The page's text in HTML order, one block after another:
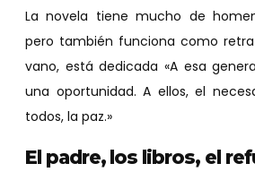
La novela tiene mucho de
pero también funciona como
vano, está dedicada «A esa
una oportunidad. A ellos, el
todos, la paz.»
El padre, los libros, el